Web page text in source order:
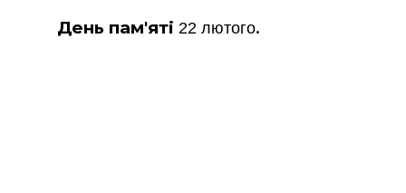
День пам'яті 22 лютого.